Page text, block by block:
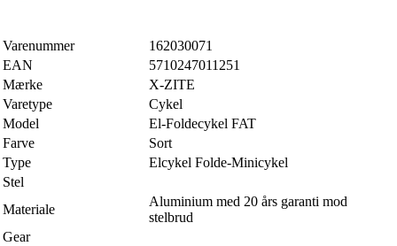
Varenummer
162030071
EAN
5710247011251
Mærke
X-ZITE
Varetype
Cykel
Model
El-Foldecykel FAT
Farve
Sort
Type
Elcykel Folde-Minicykel
Stel
Materiale
Aluminium med 20 års garanti mod
stelbrud
Gear